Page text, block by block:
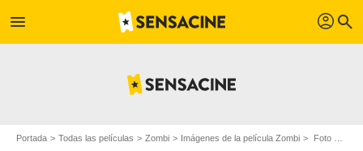
menu profil search
Portada Todas las películas Zombi Imágenes de la película Zombi Foto de la película Zombi - Foto 3